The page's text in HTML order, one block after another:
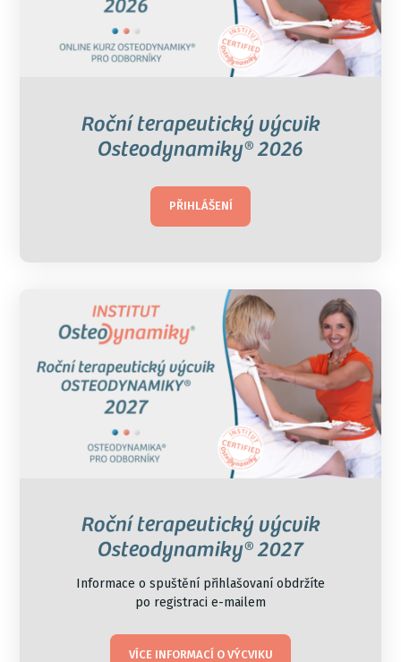
Roční terapeutický výcvik
Osteodynamiky® 2026
PŘIHLÁŠENÍ
Roční terapeutický výcvik
Osteodynamiky® 2027
Informace o spuštění přihlašovaní obdržíte
po registraci e-mailem
VÍCE INFORMACÍ O VÝCVIKU